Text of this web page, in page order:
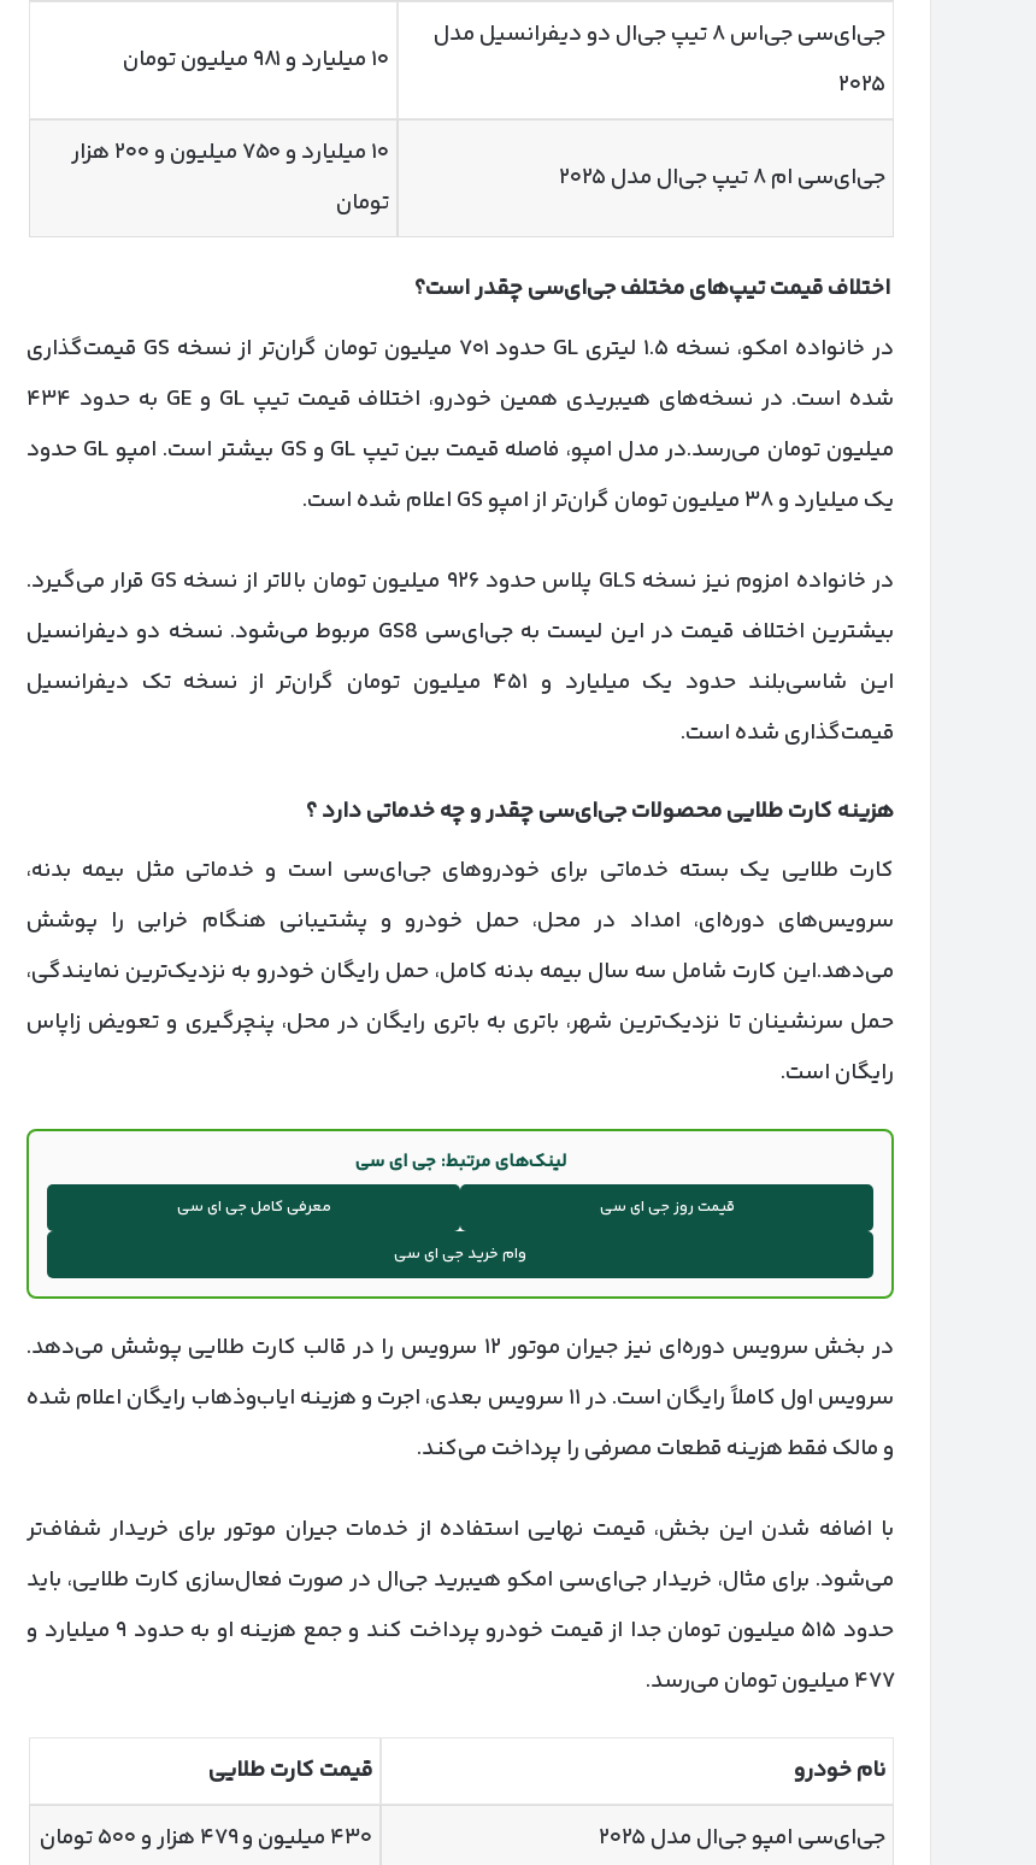
جی‌ای‌سی جی‌اس ۸ تیپ جی‌ال دو دیفرانسیل مدل
۲۰۲۵
۱۰ میلیارد و ۹۸۱ میلیون تومان
جی‌ای‌سی ام ۸ تیپ جی‌ال مدل ۲۰۲۵
۱۰ میلیارد و ۷۵۰ میلیون و ۲۰۰ هزار
تومان
اختلاف قیمت تیپ‌های مختلف جی‌ای‌سی چقدر است؟
در خانواده امکو، نسخه ۱.۵ لیتری GL حدود ۷۰۱ میلیون تومان گران‌تر از نسخه GS قیمت‌گذاری
شده است. در نسخه‌های هیبریدی همین خودرو، اختلاف قیمت تیپ GL و GE به حدود ۴۳۴
میلیون تومان می‌رسد.در مدل امپو، فاصله قیمت بین تیپ GL و GS بیشتر است. امپو GL حدود
یک میلیارد و ۳۸ میلیون تومان گران‌تر از امپو GS اعلام شده است.
در خانواده امزوم نیز نسخه GLS پلاس حدود ۹۲۶ میلیون تومان بالاتر از نسخه GS قرار می‌گیرد.
بیشترین اختلاف قیمت در این لیست به جی‌ای‌سی GS8 مربوط می‌شود. نسخه دو دیفرانسیل
این شاسی‌بلند حدود یک میلیارد و ۴۵۱ میلیون تومان گران‌تر از نسخه تک دیفرانسیل
قیمت‌گذاری شده است.
هزینه کارت طلایی محصولات جی‌ای‌سی چقدر و چه خدماتی دارد ؟
کارت طلایی یک بسته خدماتی برای خودروهای جی‌ای‌سی است و خدماتی مثل بیمه بدنه،
سرویس‌های دوره‌ای، امداد در محل، حمل خودرو و پشتیبانی هنگام خرابی را پوشش
می‌دهد.این کارت شامل سه سال بیمه بدنه کامل، حمل رایگان خودرو به نزدیک‌ترین نمایندگی،
حمل سرنشینان تا نزدیک‌ترین شهر، باتری به باتری رایگان در محل، پنچرگیری و تعویض زاپاس
رایگان است.
لینک‌های مرتبط: جی ای سی
قیمت روز جی ای سی
معرفی کامل جی ای سی
وام خرید جی ای سی
در بخش سرویس دوره‌ای نیز جیران موتور ۱۲ سرویس را در قالب کارت طلایی پوشش می‌دهد.
سرویس اول کاملاً رایگان است. در ۱۱ سرویس بعدی، اجرت و هزینه ایاب‌وذهاب رایگان اعلام شده
و مالک فقط هزینه قطعات مصرفی را پرداخت می‌کند.
با اضافه شدن این بخش، قیمت نهایی استفاده از خدمات جیران موتور برای خریدار شفاف‌تر
می‌شود. برای مثال، خریدار جی‌ای‌سی امکو هیبرید جی‌ال در صورت فعال‌سازی کارت طلایی، باید
حدود ۵۱۵ میلیون تومان جدا از قیمت خودرو پرداخت کند و جمع هزینه او به حدود ۹ میلیارد و
۴۷۷ میلیون تومان می‌رسد.
نام خودرو
قیمت کارت طلایی
جی‌ای‌سی امپو جی‌ال مدل ۲۰۲۵
۴۳۰ میلیون و ۴۷۹ هزار و ۵۰۰ تومان